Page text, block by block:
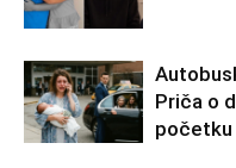
Priča o
početku